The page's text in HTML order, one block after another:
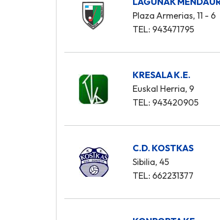
Plaza Armerias, 11 - 6
TEL: 943471795
KRESALA K.E.
Euskal Herria, 9
TEL: 943420905
C.D. KOSTKAS
Sibilia, 45
TEL: 662231377